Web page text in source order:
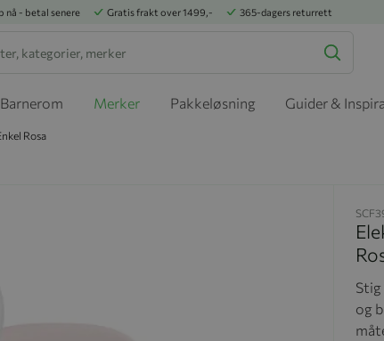
nå - betal senere Gratis frakt over 1499,- 365-dagers returrett
Barnerom Merker Pakkeløsning Guider &
Rosa
Stig
og